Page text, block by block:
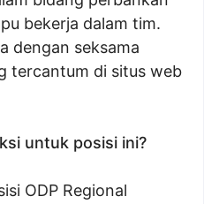
bekerja dalam tim.
dengan seksama
tercantum di situs web
untuk posisi ini?
ODP Regional